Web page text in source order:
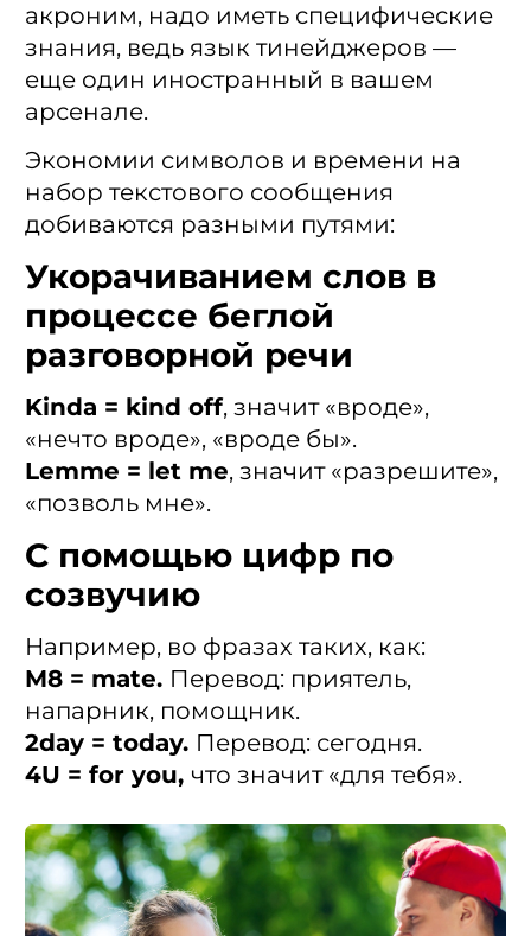
акроним, надо иметь специфические
знания, ведь язык тинейджеров —
еще один иностранный в вашем
арсенале.
Экономии символов и времени на
набор текстового сообщения
добиваются разными путями:
Укорачиванием слов в
процессе беглой
разговорной речи
Kinda = kind off, значит «вроде»,
«нечто вроде», «вроде бы».
Lemme = let me, значит «разрешите»,
«позволь мне».
С помощью цифр по
созвучию
Например, во фразах таких, как:
M8 = mate. Перевод: приятель,
напарник, помощник.
2day = today. Перевод: сегодня.
4U = for you, что значит «для тебя».